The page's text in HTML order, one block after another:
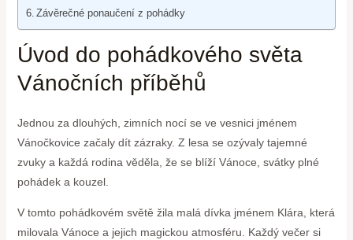
Závěrečné ponaučení z⁣ pohádky
Úvod ⁢do pohádkového světa
Vánočních příběhů
Jednou za dlouhých, zimních nocí se ve vesnici jménem
Vánočkovice začaly dít zázraky. ⁤Z lesa se ozývaly tajemné
zvuky a každá rodina věděla, že se blíží Vánoce, svátky plné
pohádek a kouzel.
V tomto pohádkovém světě žila malá dívka jménem Klára, která
milovala Vánoce a jejich magickou ‌atmosféru. Každý večer si